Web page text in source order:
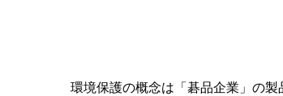
環境保護の概念は「碁品企業」の